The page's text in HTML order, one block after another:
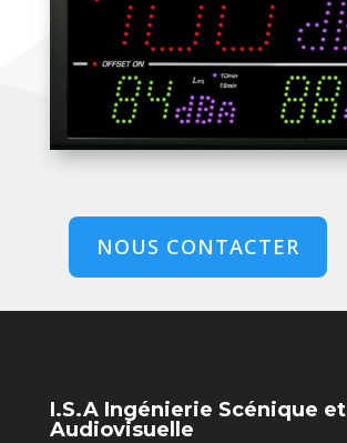
NOUS CONTACTER
I.S.A Ingénierie Scénique et
Audiovisuelle